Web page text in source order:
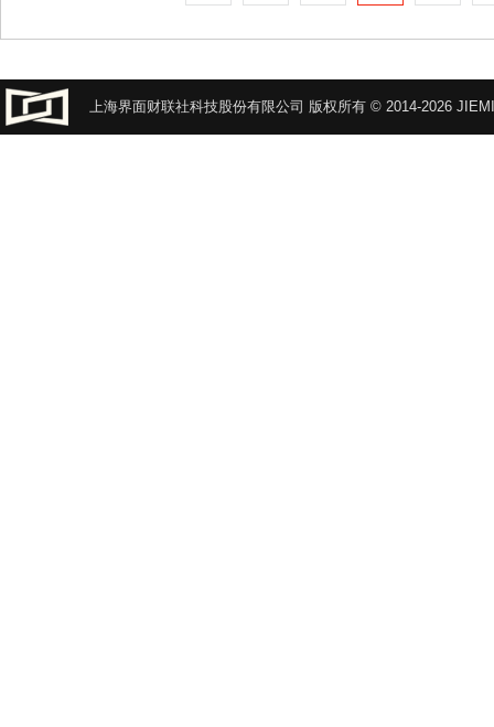
上海界面财联社科技股份有限公司 版权所有 © 2014-2026